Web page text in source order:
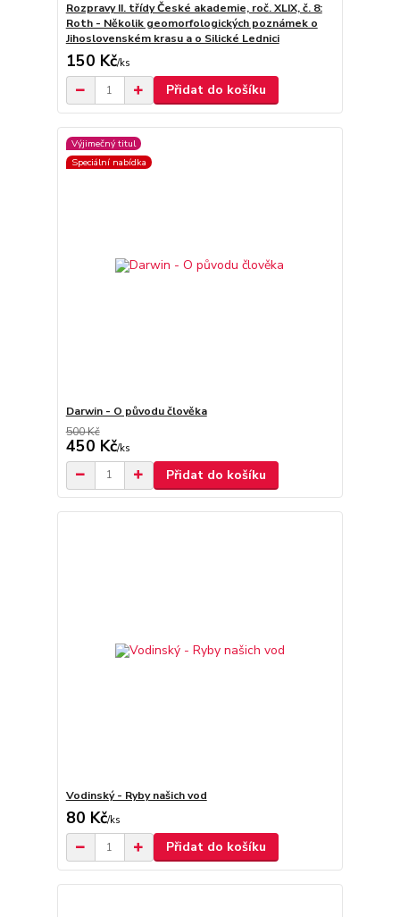
Rozpravy II. třídy České akademie, roč. XLIX, č. 8:
Roth - Několik geomorfologických poznámek o
Jihoslovenském krasu a o Silické Lednici
150 Kč/ks
Přidat do košíku
Výjimečný titul
Speciální nabídka
Darwin - O původu člověka
500 Kč
450 Kč/ks
Přidat do košíku
Vodinský - Ryby našich vod
80 Kč/ks
Přidat do košíku